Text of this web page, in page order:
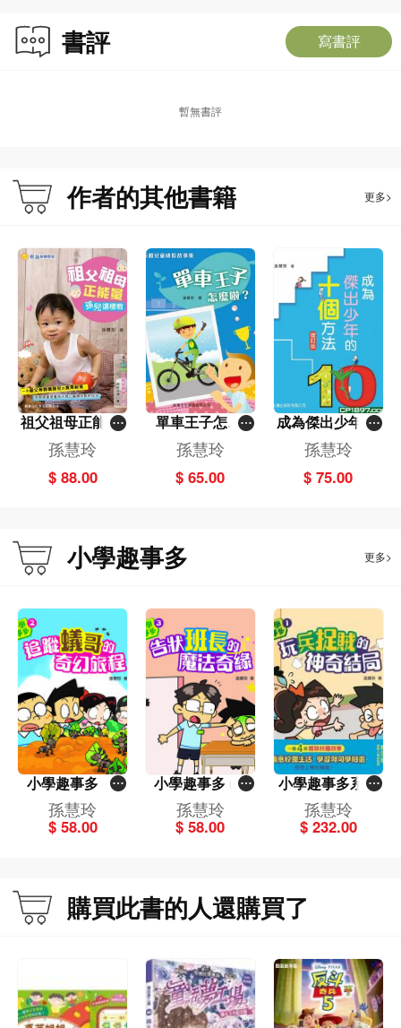
書評 寫書評
暫無書評
作者的其他書籍 更多>
祖父祖母正能量
－孫兒這樣教[祖
孫教養學堂]
孫慧玲
$ 88.00
單車王子怎麼
啦?[新雅兒童成
長故事集]
孫慧玲
$ 65.00
成為傑出少年的
10個方法(增訂
版)
孫慧玲
$ 75.00
小學趣事多 更多>
小學趣事多 (2)
追蹤蟻哥的奇幻
旅程
孫慧玲
$ 58.00
小學趣事多 (3)
告狀班長的魔法
奇緣
孫慧玲
$ 58.00
小學趣事多系列
(一套4冊)
孫慧玲
$ 232.00
購買此書的人還購買了